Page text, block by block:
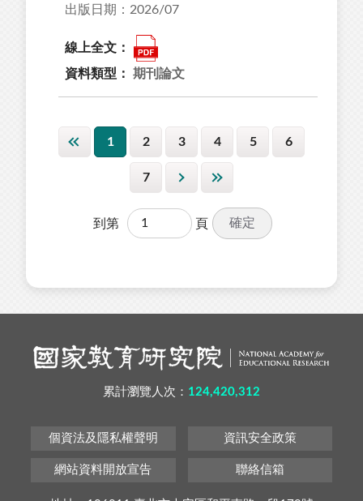
出版日期：2026/07
線上全文：
資料類型： 期刊論文
1 2 3 4 5 6
7
到第 頁 確定
累計瀏覽人次： 124,420,312
個資法及隱私權聲明 資訊安全政策
網站資料開放宣告 聯絡信箱